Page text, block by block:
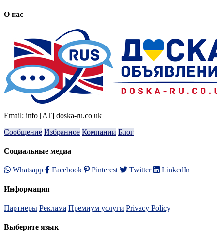
О нас
Email: info [AT] doska-ru.co.uk
Сообщение Избранное Компании Блог
Социальные медиа
Whatsapp Facebook Pinterest Twitter LinkedIn
Информация
Партнеры Реклама Премиум услуги Privacy Policy
Выберите язык